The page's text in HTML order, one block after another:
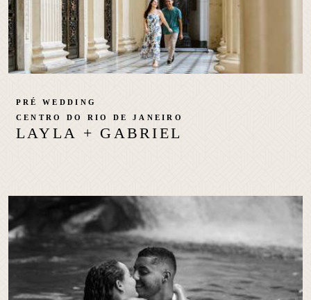
LAYLA + GABRIEL
PRÉ WEDDING
CENTRO DO RIO DE JANEIRO